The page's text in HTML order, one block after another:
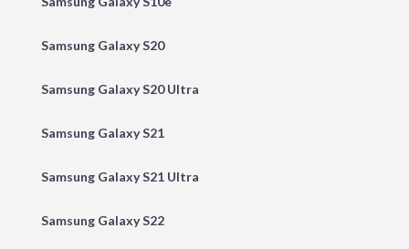
Samsung Galaxy S20
Samsung Galaxy S20 Ultra
Samsung Galaxy S21
Samsung Galaxy S21 Ultra
Samsung Galaxy S22